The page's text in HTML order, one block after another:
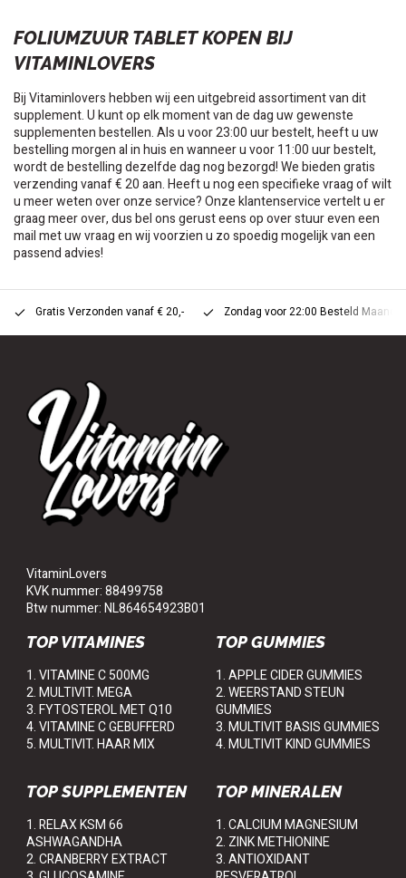
FOLIUMZUUR TABLET KOPEN BIJ
VITAMINLOVERS
Bij Vitaminlovers hebben wij een uitgebreid assortiment van dit
supplement. U kunt op elk moment van de dag uw gewenste
supplementen bestellen. Als u voor 23:00 uur bestelt, heeft u uw
bestelling morgen al in huis en wanneer u voor 11:00 uur bestelt,
wordt de bestelling dezelfde dag nog bezorgd! We bieden gratis
verzending vanaf € 20 aan. Heeft u nog een specifieke vraag of wilt
u meer weten over onze service? Onze klantenservice vertelt u er
graag meer over, dus bel ons gerust eens op over stuur even een
mail met uw vraag en wij voorzien u zo spoedig mogelijk van een
passend advies!
Gratis Verzonden vanaf € 20,- Zondag voor 22:00 Besteld
VitaminLovers
KVK nummer: 88499758
Btw nummer: NL864654923B01
TOP VITAMINES
1. VITAMINE C 500MG
2. MULTIVIT. MEGA
3. FYTOSTEROL MET Q10
4. VITAMINE C GEBUFFERD
5. MULTIVIT. HAAR MIX
TOP GUMMIES
1. APPLE CIDER GUMMIES
2. WEERSTAND STEUN
GUMMIES
3. MULTIVIT BASIS GUMMIES
4. MULTIVIT KIND GUMMIES
TOP SUPPLEMENTEN
1. RELAX KSM 66
ASHWAGANDHA
2. CRANBERRY EXTRACT
TOP MINERALEN
1. CALCIUM MAGNESIUM
2. ZINK METHIONINE
3. ANTIOXIDANT